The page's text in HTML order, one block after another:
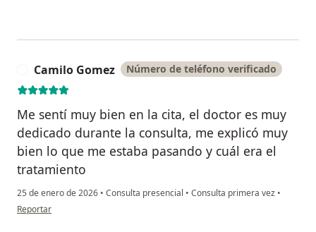
Camilo Gomez Número de teléfono verificado
Me sentí muy bien en la cita, el doctor es muy
dedicado durante la consulta, me explicó muy
bien lo que me estaba pasando y cuál era el
tratamiento
25 de enero de 2026 • Consulta presencial • Consulta primera vez •
en opinión del usuario Camilo Gomez
Reportar